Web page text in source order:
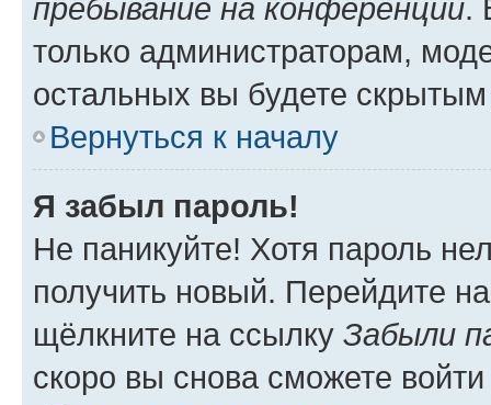
пребывание на конференции.
только администраторам,
остальных вы будете
Вернуться к началу
Я забыл пароль!
Не паникуйте! Хотя пароль
получить новый. Перейдите
щёлкните на ссылку Забыли
скоро вы снова сможете